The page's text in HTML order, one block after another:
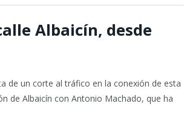
Albaicín, desde
de un corte al tráfico en la conexión de esta
de Albaicín con Antonio Machado, que ha